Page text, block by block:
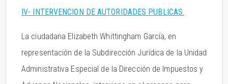
IV- INTERVENCION DE AUTORIDADES PUBLICAS.
La ciudadana Elizabeth Whittingham García, en
representación de la Subdirección Jurídica de la Unidad
Administrativa Especial de la Dirección de Impuestos y